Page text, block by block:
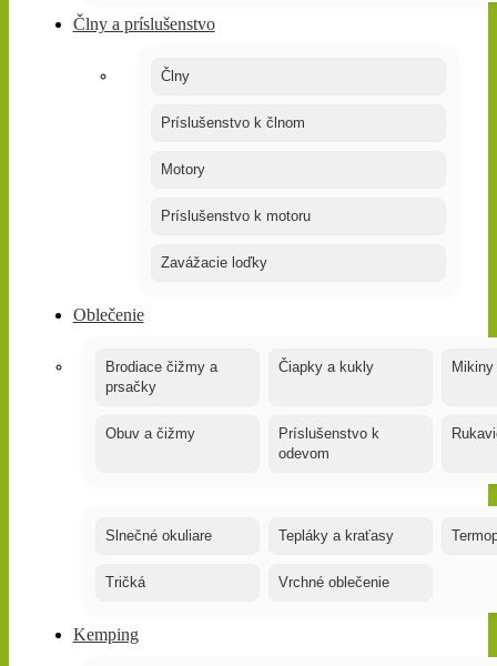
Člny a príslušenstvo
Člny
Príslušenstvo k člnom
Motory
Príslušenstvo k motoru
Zavážacie loďky
Oblečenie
Brodiace čižmy a
prsačky
Čiapky a kukly Mikiny
Obuv a čižmy
Príslušenstvo k
odevom
Slnečné okuliare Tepláky a kraťasy
Tričká Vrchné oblečenie
Kemping